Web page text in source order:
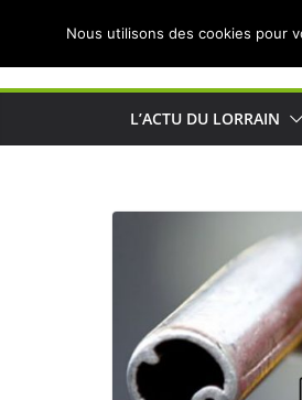
Actualités de
L’ACTU DU LORRAIN
Nous utilisons des cookies pour